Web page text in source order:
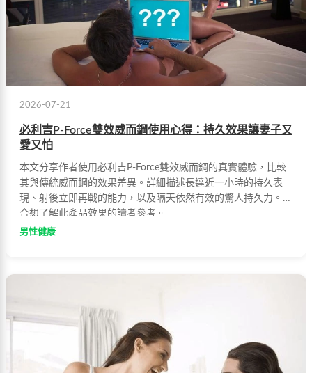
2026-07-21
必利吉P-Force雙效威而鋼使用心得：持久效果讓妻子又
愛又怕
本文分享作者使用必利吉P-Force雙效威而鋼的真實體驗，比較
其與傳統威而鋼的效果差異。詳細描述長達近一小時的持久表
現、射後立即再戰的能力，以及隔天依然有效的驚人持久力。適
合想了解此產品效果的讀者參考。
男性健康